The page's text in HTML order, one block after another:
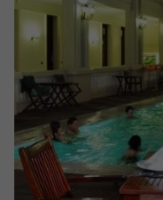
Escapadinhas
Cruzeiros
Promoções
Especialistas